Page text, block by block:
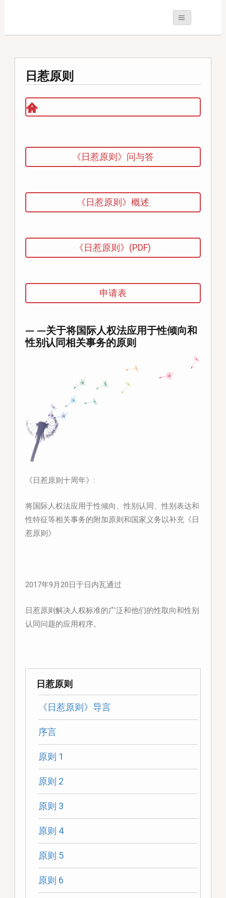
日惹原则
《日惹原则》问与答
《日惹原则》概述
《日惹原则》(PDF)
申请表
— —关于将国际人权法应用于性倾向和
性别认同相关事务的原则
《日惹原则十周年》:
将国际人权法应用于性倾向、性别认同、性别表达和
性特征等相关事务的附加原则和国家义务以补充《日
惹原则》
2017年9月20日于日内瓦通过
日惹原则解决人权标准的广泛和他们的性取向和性别
认同问题的应用程序。
日惹原则
《日惹原则》导言
序言
原则 1
原则 2
原则 3
原则 4
原则 5
原则 6